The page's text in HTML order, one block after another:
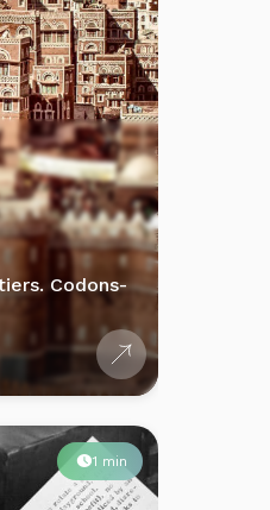
Codons-
1 min